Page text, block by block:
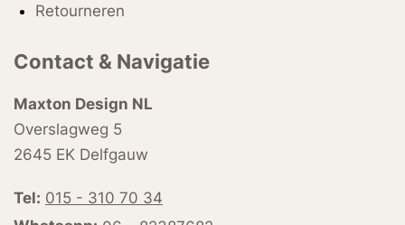
Retourneren
Contact & Navigatie
Maxton Design NL
Overslagweg 5
2645 EK Delfgauw
Tel: 015 - 310 70 34